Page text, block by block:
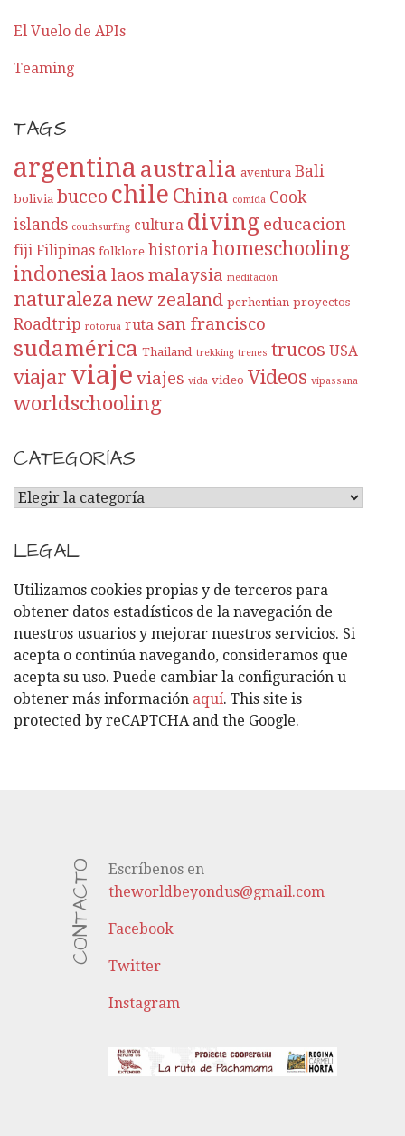
El Vuelo de APIs
Teaming
TAGS
argentina australia aventura Bali
bolivia buceo chile China comida Cook
islands couchsurfing cultura diving educacion
fiji Filipinas folklore historia homeschooling
indonesia laos malaysia meditación
naturalezanew zealand perhentian proyectos
Roadtrip rotorua ruta san francisco
sudamérica Thailand trekking trenes trucos USA
viajar viaje viajes vida video Videos vipassana
worldschooling
CATEGORÍAS
C
T
E
G
O
R
Í
A
S
LEGAL
Utilizamos cookies propias y de terceros para
obtener datos estadísticos de la navegación de
nuestros usuarios y mejorar nuestros servicios. Si
acepta o continúa navegando, consideramos que
acepta su uso. Puede cambiar la configuración u
obtener más información aquí. This site is
protected by reCAPTCHA and the Google.
CONTACTO
Escríbenos en
theworldbeyondus@gmail.com
Facebook
Twitter
Instagram